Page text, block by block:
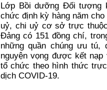
Lớp Bồi dưỡng Đối tượng
chức định kỳ hàng năm
uỷ, chi uỷ cơ sở trực
Đảng có 151 đồng chí,
những quần chúng ưu tú,
nguyện vọng được kết
tổ chức theo hình thức
dịch COVID-19.